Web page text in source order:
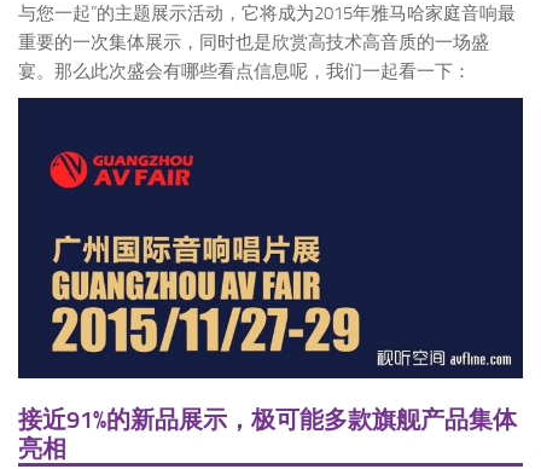
与您一起”的主题展示活动，它将成为2015年雅马哈家庭音响最
重要的一次集体展示，同时也是欣赏高技术高音质的一场盛
宴。那么此次盛会有哪些看点信息呢，我们一起看一下：
接近91%的新品展示，极可能多款旗舰产品集体
亮相